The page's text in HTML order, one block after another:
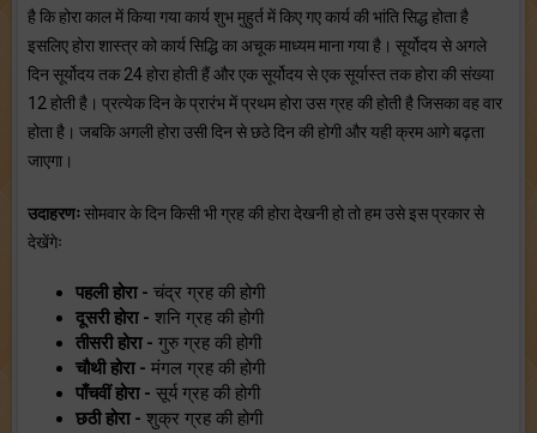
है कि होरा काल में किया गया कार्य शुभ मुहुर्त में किए गए कार्य की भांति सिद्ध होता है
इसलिए होरा शास्त्र को कार्य सिद्धि का अचूक माध्यम माना गया है। सूर्योदय से अगले
दिन सूर्योदय तक 24 होरा होती हैं और एक सूर्योदय से एक सूर्यास्त तक होरा की संख्या
12 होती है। प्रत्येक दिन के प्रारंभ में प्रथम होरा उस ग्रह की होती है जिसका वह वार
होता है। जबकि अगली होरा उसी दिन से छठे दिन की होगी और यही क्रम आगे बढ़ता
जाएगा।
उदाहरणःसोमवार के दिन किसी भी ग्रह की होरा देखनी हो तो हम उसे इस प्रकार से
देखेंगेः
पहली होरा - चंद्र ग्रह की होगी
दूसरी होरा - शनि ग्रह की होगी
तीसरी होरा - गुरु ग्रह की होगी
चौथी होरा - मंगल ग्रह की होगी
पाँचवीं होरा - सूर्य ग्रह की होगी
छठी होरा - शुक्र ग्रह की होगी